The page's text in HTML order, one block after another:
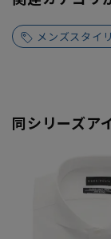
メンズスタイ
同シリーズア